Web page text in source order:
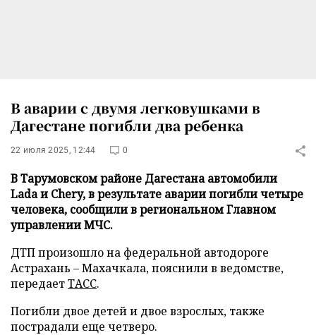
В аварии с двумя легковушками в
Дагестане погибли два ребенка
22 июля 2025, 12:44 0
В Тарумовском районе Дагестана автомобили
Lada и Chery, в результате аварии погибли четыре
человека, сообщили в региональном Главном
управлении МЧС.
ДТП произошло на федеральной автодороге
Астрахань – Махачкала, пояснили в ведомстве,
передаетТАСС.
Погибли двое детей и двое взрослых, также
пострадали еще четверо.